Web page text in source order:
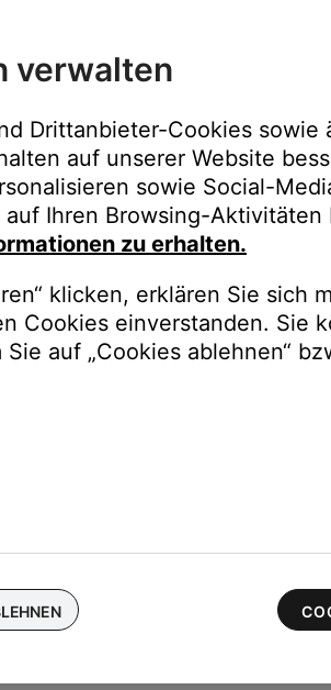
Immer der
Upgrades,
Bestellungen
Ultra-Ohrhörer
verwalten
Drittanbieter-Cookies sowie
auf unserer Website
sowie Social-
Ihren Browsing-Aktivitäten
zu erhalten.
klicken, erklären Sie sich
Cookies einverstanden. Sie
auf „Cookies ablehnen“